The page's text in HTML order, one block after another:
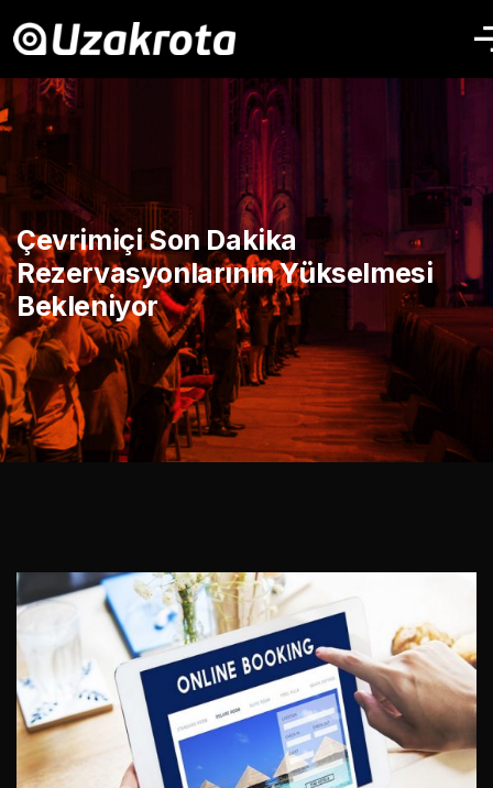
Çevrimiçi Son Dakika
Rezervasyonlarının Yükselmesi
Bekleniyor